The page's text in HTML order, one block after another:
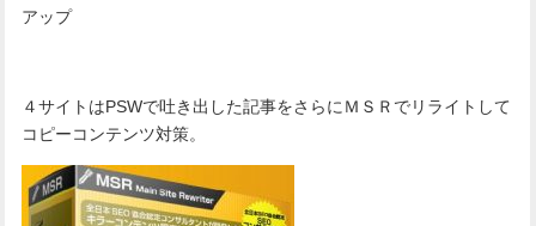
アップ
４サイトはPSWで吐き出した記事をさらにＭＳＲでリライトして
コピーコンテンツ対策。